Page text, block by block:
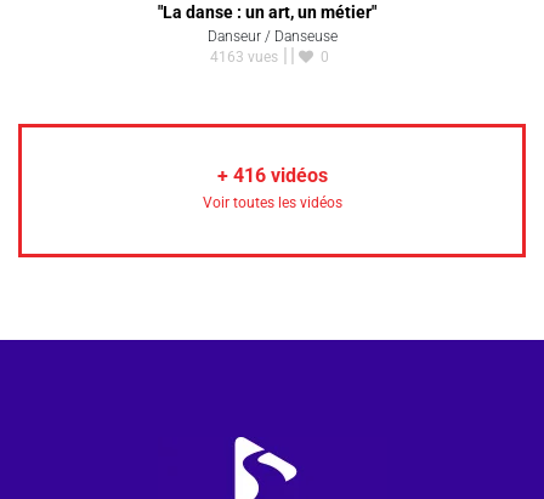
"La danse : un art, un métier"
Danseur / Danseuse
4163 vues
0
+ 416vidéos
Voir toutes les vidéos